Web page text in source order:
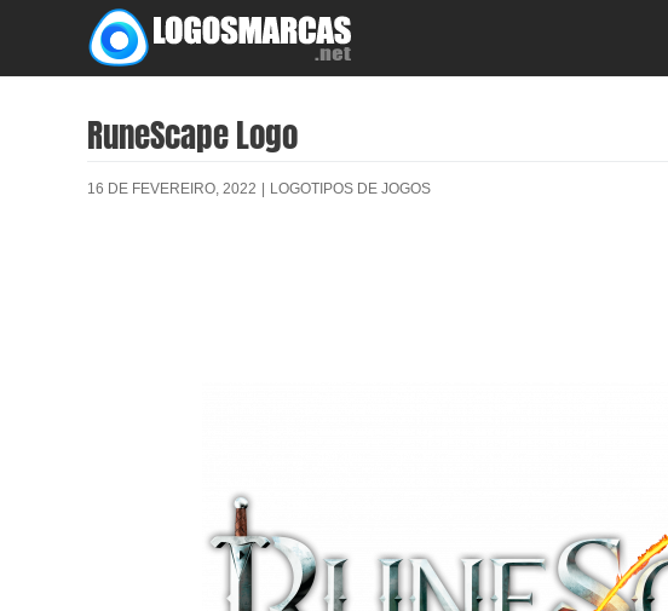
content
RuneScape Logo
16 DE FEVEREIRO, 2022 | LOGOTIPOS DE JOGOS